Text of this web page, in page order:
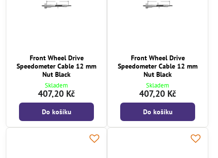
Front Wheel Drive
Speedometer Cable 12 mm
Nut Black
Skladem
407,20 Kč
Do košíku
Front Wheel Drive
Speedometer Cable 12 mm
Nut Black
Skladem
407,20 Kč
Do košíku